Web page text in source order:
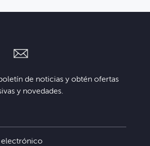
de noticias y obtén ofertas
y novedades.